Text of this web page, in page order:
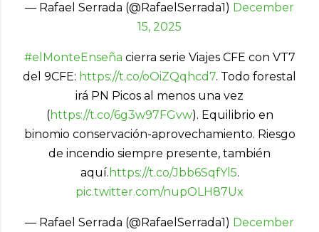
— Rafael Serrada (@RafaelSerrada1) December
15, 2025
#elMonteEnseña cierra serie Viajes CFE con VT7
del 9CFE: https://t.co/oOiZQqhcd7. Todo forestal
irá PN Picos al menos una vez
(https://t.co/6g3w97FGvw). Equilibrio en
binomio conservación-aprovechamiento. Riesgo
de incendio siempre presente, también
aquí. https://t.co/Jbb6SqfYl5.
pic.twitter.com/nupOLH87Ux
— Rafael Serrada (@RafaelSerrada1) December